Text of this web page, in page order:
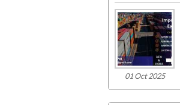
01 Oct 2025